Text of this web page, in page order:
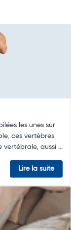
les unes sur
ces vertèbres
aussi ...
Lire la suite